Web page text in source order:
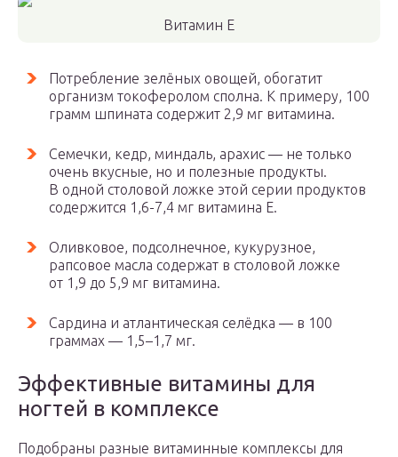
Витамин Е
Потребление зелёных овощей, обогатит
организм токоферолом сполна. К примеру, 100
грамм шпината содержит 2,9 мг витамина.
Семечки, кедр, миндаль, арахис — не только
очень вкусные, но и полезные продукты.
В одной столовой ложке этой серии продуктов
содержится 1,6-7,4 мг витамина Е.
Оливковое, подсолнечное, кукурузное,
рапсовое масла содержат в столовой ложке
от 1,9 до 5,9 мг витамина.
Сардина и атлантическая селёдка — в 100
граммах — 1,5–1,7 мг.
Эффективные витамины для
ногтей в комплексе
Подобраны разные витаминные комплексы для